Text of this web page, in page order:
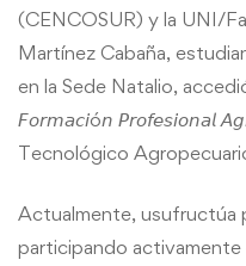
(CENCOSUR) y la UNI/
Martínez Cabaña,
en la Sede Natalio,
𝘍𝘰𝘳𝘮𝘢𝘤𝘪ó𝘯 𝘗𝘳𝘰𝘧𝘦𝘴𝘪𝘰𝘯𝘢𝘭
Tecnológico
Actualmente, usufructúa
participando